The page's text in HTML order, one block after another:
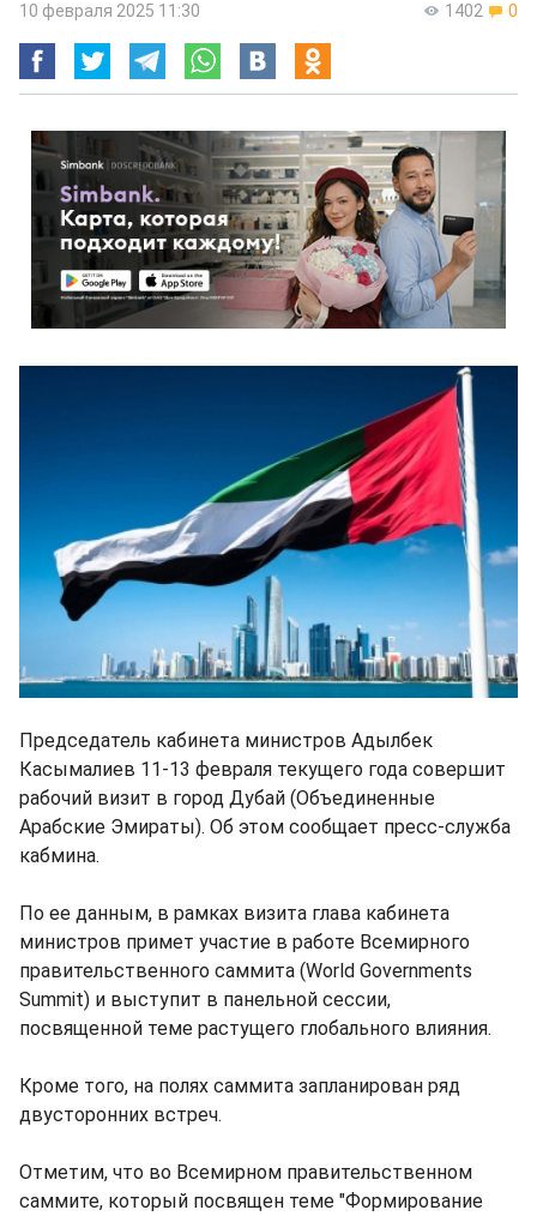
1402 0
10 февраля 2025 11:30
Председатель кабинета министров Адылбек
Касымалиев 11-13 февраля текущего года совершит
рабочий визит в город Дубай (Объединенные
Арабские Эмираты). Об этом сообщает пресс-служба
кабмина.
По ее данным, в рамках визита глава кабинета
министров примет участие в работе Всемирного
правительственного саммита (World Governments
Summit) и выступит в панельной сессии,
посвященной теме растущего глобального влияния.
Кроме того, на полях саммита запланирован ряд
двусторонних встреч.
Отметим, что во Всемирном правительственном
саммите, который посвящен теме "Формирование